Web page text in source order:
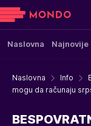
Naslovna Najnovije
Naslovna Info
mogu da računaju